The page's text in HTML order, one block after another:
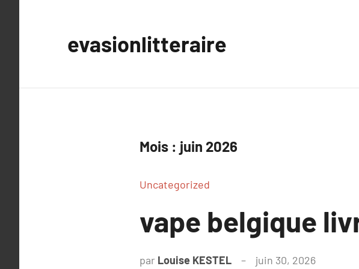
evasionlitteraire
Mois : juin 2026
Uncategorized
vape belgique
par Louise KESTEL juin 30, 2026